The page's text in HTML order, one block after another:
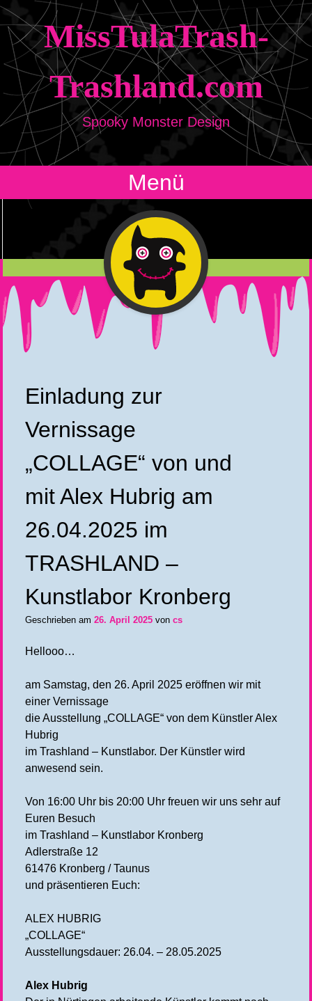
MissTulaTrash-
Trashland.com
Spooky Monster Design
Menü
Einladung zur
Vernissage
„COLLAGE“ von und
mit Alex Hubrig am
26.04.2025 im
TRASHLAND –
Kunstlabor Kronberg
Geschrieben am 26. April 2025 von cs
Hellooo…
am Samstag, den 26. April 2025 eröffnen wir mit
einer Vernissage
die Ausstellung „COLLAGE“ von dem Künstler Alex
Hubrig
im Trashland – Kunstlabor. Der Künstler wird
anwesend sein.
Von 16:00 Uhr bis 20:00 Uhr freuen wir uns sehr auf
Euren Besuch
im Trashland – Kunstlabor Kronberg
Adlerstraße 12
61476 Kronberg / Taunus
und präsentieren Euch:
ALEX HUBRIG
„COLLAGE“
Ausstellungsdauer: 26.04. – 28.05.2025
Alex Hubrig